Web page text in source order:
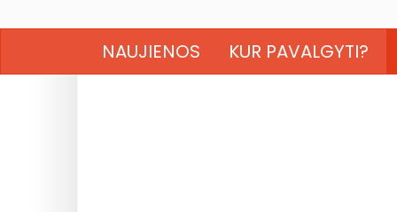
NAUJIENOS KUR PAVALGYTI?